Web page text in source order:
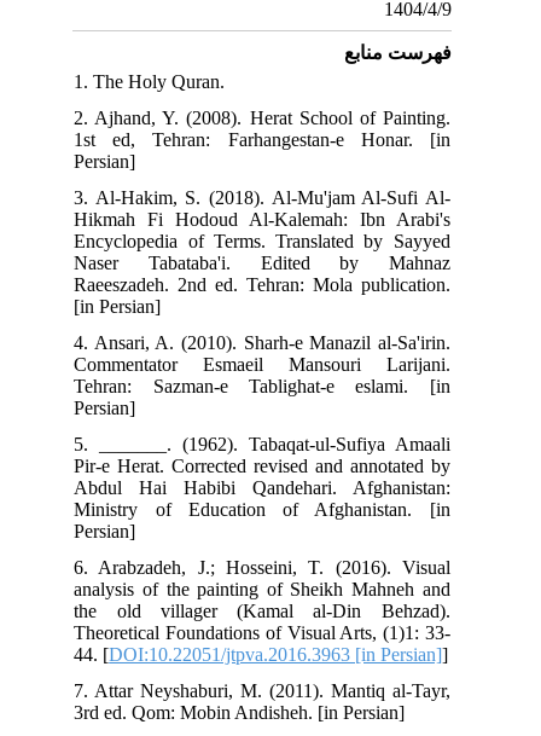
فهرست منابع
1. The Holy Quran.
2. Ajhand, Y. (2008). Herat School of Painting.
1st ed, Tehran: Farhangestan-e Honar. [in
3. Al-Hakim, S. (2018). Al-Mu'jam Al-Sufi Al-
Hikmah Fi Hodoud Al-Kalemah: Ibn Arabi's
Encyclopedia of Terms. Translated by Sayyed
Naser Tabataba'i. Edited by Mahnaz
Raeeszadeh. 2nd ed. Tehran: Mola publication.
[in Persian]
4. Ansari, A. (2010). Sharh-e Manazil al-Sa'irin.
Commentator Esmaeil Mansouri Larijani.
Tehran: Sazman-e Tablighat-e eslami. [in
5. _______. (1962). Tabaqat-ul-Sufiya Amaali
Pir-e Herat. Corrected revised and annotated by
Abdul Hai Habibi Qandehari. Afghanistan:
Ministry of Education of Afghanistan. [in
6. Arabzadeh, J.; Hosseini, T. (2016). Visual
analysis of the painting of Sheikh Mahneh and
the old villager (Kamal al-Din Behzad).
Theoretical Foundations of Visual Arts, (1)1: 33-
44. [DOI:10.22051/jtpva.2016.3963 [in Persian]
7. Attar Neyshaburi, M. (2011). Mantiq al-Tayr,
3rd ed. Qom: Mobin Andisheh. [in Persian]